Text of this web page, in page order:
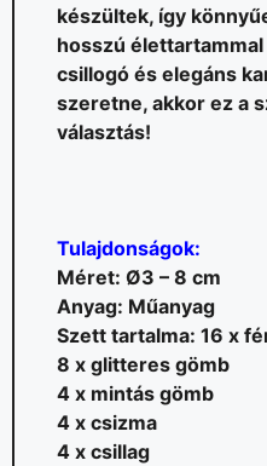
készültek, így
hosszú
csillogó és elegáns
szeretne, akkor ez a
választás!
Tulajdonságok:
Méret: Ø3 – 8 cm
Anyag: Műanyag
Szett tartalma: 16 x
8 x glitteres gömb
4 x mintás gömb
4 x csizma
4 x csillag